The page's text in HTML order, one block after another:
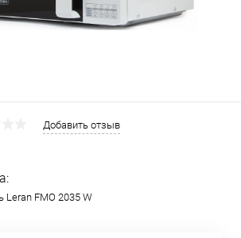
Добавить отзыв
Leran FMO 2035 W